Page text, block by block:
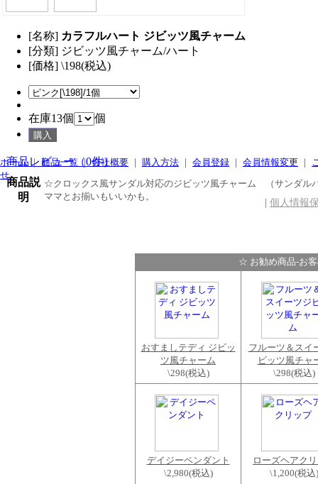
[名称] カラフルハート ジビッツ風チャーム
[分類] ジビッツ風チャーム/ハート
[価格] \198(税込)
在庫13個 個
商品レビュー（0件）
商品説
明
☆クロックス風サンダル対応のジビッツ風チャーム （サンダル
ママとお揃いもいいかも。
☆ お勧め商品-お
おすましテディ ジビッ
ツ風チャーム
\298(税込)
フルーツ＆スイ
ビッツ風チャ
\298(税込)
デイジーペンダント
\2,980(税込)
ローズヘアク
\1,200(税込)
ホーム｜ 商品一覧 ｜会社概要 ｜ 購入方法 ｜ 会員登録 ｜ 会員情報変更 ｜
せ
| 個人情報